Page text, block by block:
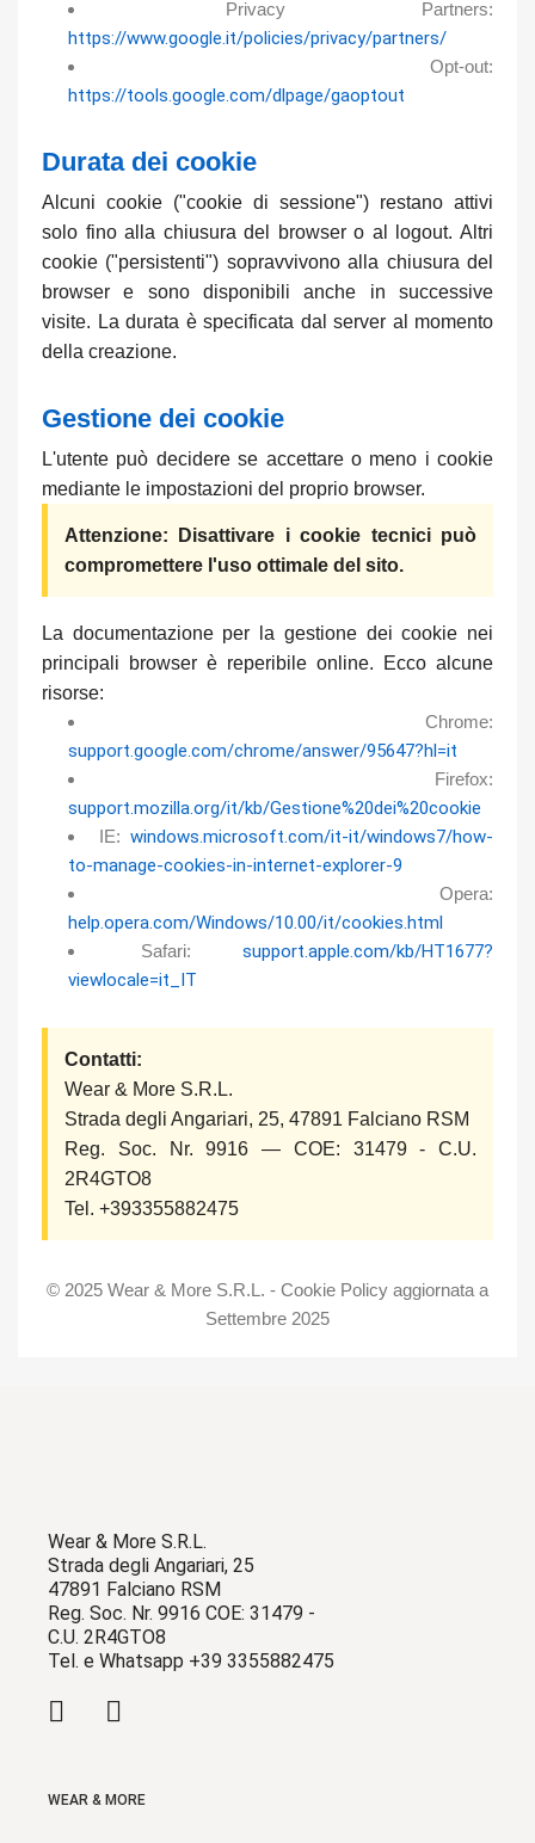
Privacy Partners:
https://www.google.it/policies/privacy/partners/
Opt-out:
https://tools.google.com/dlpage/gaoptout
Durata dei cookie
Alcuni cookie ("cookie di sessione") restano attivi
solo fino alla chiusura del browser o al logout. Altri
cookie ("persistenti") sopravvivono alla chiusura del
browser e sono disponibili anche in successive
visite. La durata è specificata dal server al momento
della creazione.
Gestione dei cookie
L'utente può decidere se accettare o meno i cookie
mediante le impostazioni del proprio browser.
Attenzione: Disattivare i cookie tecnici può
compromettere l'uso ottimale del sito.
La documentazione per la gestione dei cookie nei
principali browser è reperibile online. Ecco alcune
risorse:
Chrome:
support.google.com/chrome/answer/95647?hl=it
Firefox:
support.mozilla.org/it/kb/Gestione%20dei%20cookie
IE: windows.microsoft.com/it-it/windows7/how-
to-manage-cookies-in-internet-explorer-9
Opera:
help.opera.com/Windows/10.00/it/cookies.html
Safari: support.apple.com/kb/HT1677?
viewlocale=it_IT
Contatti:
Wear & More S.R.L.
Strada degli Angariari, 25, 47891 Falciano RSM
Reg. Soc. Nr. 9916 — COE: 31479 - C.U.
2R4GTO8
Tel. +393355882475
© 2025 Wear & More S.R.L. - Cookie Policy aggiornata a
Settembre 2025
Wear & More S.R.L.
Strada degli Angariari, 25
47891 Falciano RSM
Reg. Soc. Nr. 9916 COE: 31479 -
C.U. 2R4GTO8
Tel. e Whatsapp +39 3355882475
WEAR & MORE